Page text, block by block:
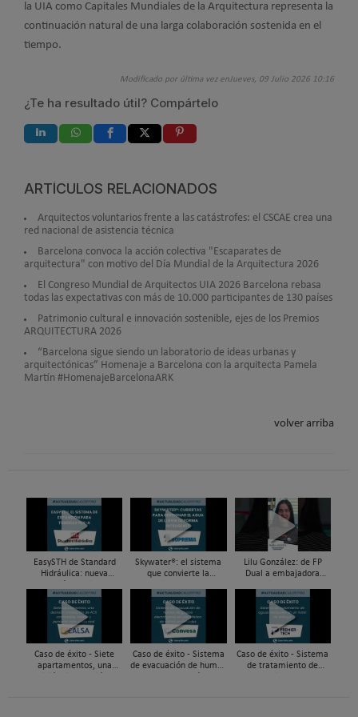
la UIA como Capitales Mundiales de la Arquitectura representa la
continuación natural de una larga colaboración sostenida en el
tiempo.
Modificado por última vez enJueves, 09 Julio 2026 10:16
¿Te ha resultado útil? Compártelo
ARTÍCULOS RELACIONADOS
Arquitectos voluntarios frente a las catástrofes: el CSCAE crea una
red nacional de asistencia técnica
Barcelona convoca la acción colectiva "Escaparates de
arquitectura" con motivo del Día Mundial de la Arquitectura 2026
El Congreso Mundial de Arquitectos UIA 2026 Barcelona rebasa
todas las expectativas con más de 10.000 participantes de 130 países
Patrimonio cultural e innovación sostenible, ejes de los Premios
ARQUITECTURA 2026
“Barcelona sigue siendo un laboratorio de ideas urbanas y
arquitectónicas” Homenaje a Barcelona con la arquitecta Pamela
Martín #HomenajeBarcelonaARK
volver arriba
EasySTH de Standard
Hidráulica: nueva
de expansión para
tuberías PEX
Skywater®: el sistema
que convierte la
infraestructura activa de
gestión del agua...
Lilu González: de FP
Dual a embajadora
| Mecatrónica Industrial
Caso de éxito - Siete
apartamentos, una
Caso de éxito - Sistema
de evacuación de humos
Caso de éxito - Sistema
de tratamiento de